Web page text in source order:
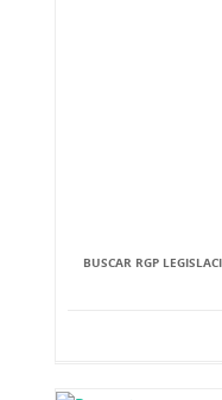
BUSCAR RGP